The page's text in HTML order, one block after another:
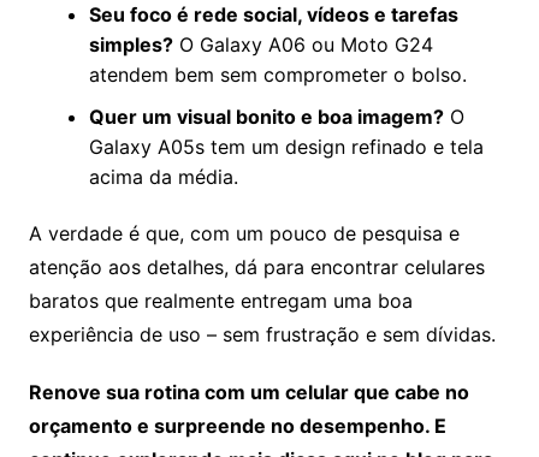
Seu foco é rede social, vídeos e tarefas
simples?O Galaxy A06 ou Moto G24
atendem bem sem comprometer o bolso.
Quer um visual bonito e boa imagem?O
Galaxy A05s tem um design refinado e tela
acima da média.
A verdade é que, com um pouco de pesquisa e
atenção aos detalhes, dá para encontrar celulares
baratos que realmente entregam uma boa
experiência de uso – sem frustração e sem dívidas.
Renove sua rotina com um celular que cabe no
orçamento e surpreende no desempenho. E